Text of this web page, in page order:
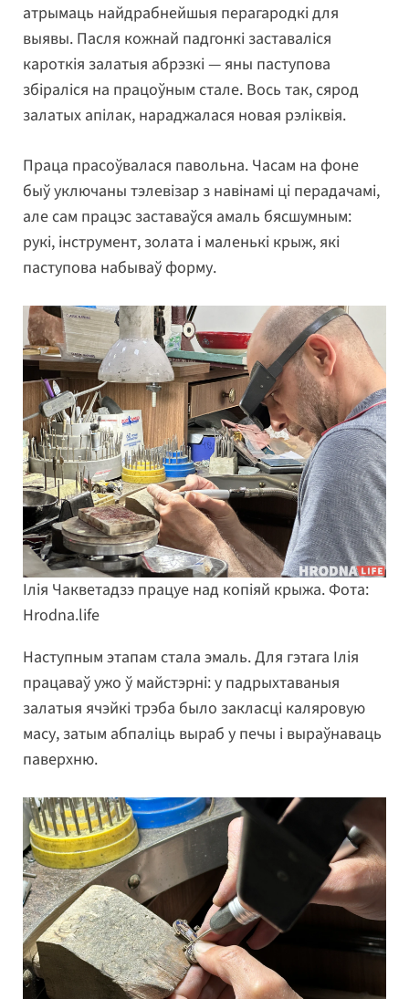
атрымаць найдрабнейшыя перагародкі для
выявы. Пасля кожнай падгонкі заставаліся
кароткія залатыя абрэзкі — яны паступова
збіраліся на працоўным стале. Вось так, сярод
залатых апілак, нараджалася новая рэліквія.
Праца прасоўвалася павольна. Часам на фоне
быў уключаны тэлевізар з навінамі ці перадачамі,
але сам працэс заставаўся амаль бясшумным:
рукі, інструмент, золата і маленькі крыж, які
паступова набываў форму.
Ілія Чакветадзэ працуе над копіяй крыжа. Фота:
Hrodna.life
Наступным этапам стала эмаль. Для гэтага Ілія
працаваў ужо ў майстэрні: у падрыхтаваныя
залатыя ячэйкі трэба было закласці каляровую
масу, затым абпаліць выраб у печы і выраўнаваць
паверхню.